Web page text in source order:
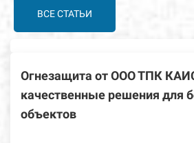
ВСЕ СТАТЬИ
Огнезащита от ООО ТПК
качественные решения для
объектов